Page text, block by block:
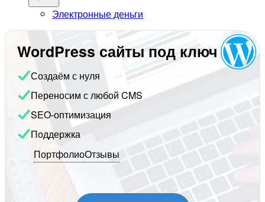
меню
Электронные деньги
WordPress сайты под ключ
Создаём с нуля
Переносим с любой CMS
SEO-оптимизация
Поддержка
ПортфолиоОтзывы